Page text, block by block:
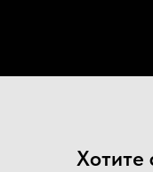
Хотите